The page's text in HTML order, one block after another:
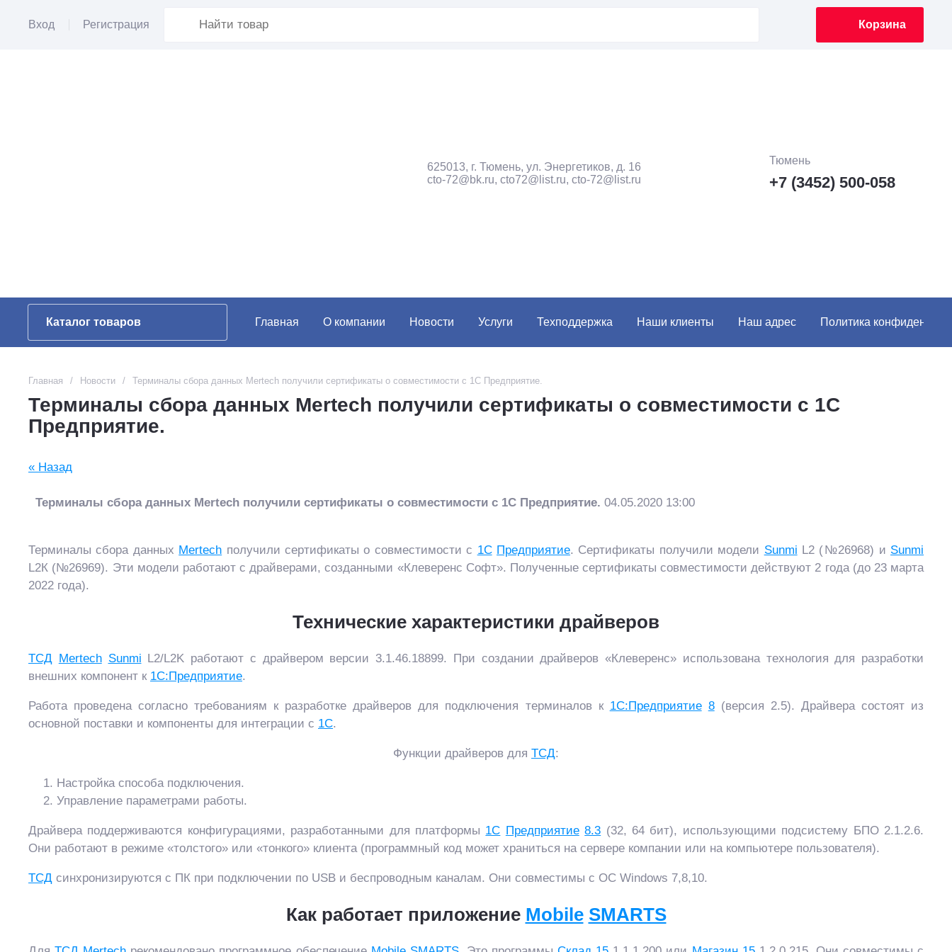
Вход Регистрация Корзина
625013, г. Тюмень, ул. Энергетиков, д. 16
cto-72@bk.ru, cto72@list.ru, cto-72@list.ru
Тюмень
+7 (3452) 500-058
Каталог товаров Главная О компании Новости Услуги Техподдержка Наши клиенты Наш адрес Политика
Главная / Новости / Терминалы сбора данных Mertech получили сертификаты о совместимости с 1С Предприятие.
Терминалы сбора данных Mertech получили сертификаты о совместимости с 1С
Предприятие.
« Назад
Терминалы сбора данных Mertech получили сертификаты о совместимости с 1С Предприятие. 04.05.2020 13:00
Терминалы сбора данных Mertech получили сертификаты о совместимости с 1С Предприятие. Сертификаты получили модели Sunmi L2 (№26968) и Sunmi
L2К (№26969). Эти модели работают с драйверами, созданными «Клеверенс Софт». Полученные сертификаты совместимости действуют 2 года (до 23 марта
2022 года).
Технические характеристики драйверов
ТСД Mertech Sunmi L2/L2K работают с драйвером версии 3.1.46.18899. При создании драйверов «Клеверенс» использована технология для разработки
внешних компонент к 1С:Предприятие.
Работа проведена согласно требованиям к разработке драйверов для подключения терминалов к 1С:Предприятие 8(версия 2.5). Драйвера состоят из
основной поставки и компоненты для интеграции с 1С.
Функции драйверов для ТСД:
Настройка способа подключения.
Управление параметрами работы.
Драйвера поддерживаются конфигурациями, разработанными для платформы 1С Предприятие 8.3 (32, 64 бит), использующими подсистему БПО 2.1.2.6.
Они работают в режиме «толстого» или «тонкого» клиента (программный код может храниться на сервере компании или на компьютере пользователя).
ТСД синхронизируются с ПК при подключении по USB и беспроводным каналам. Они совместимы с ОС Windows 7,8,10.
Как работает приложение Mobile SMARTS